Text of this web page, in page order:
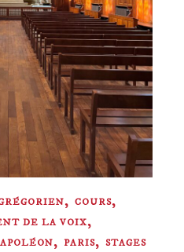
, COURS,
DE LA VOIX,
, PARIS, STAGES